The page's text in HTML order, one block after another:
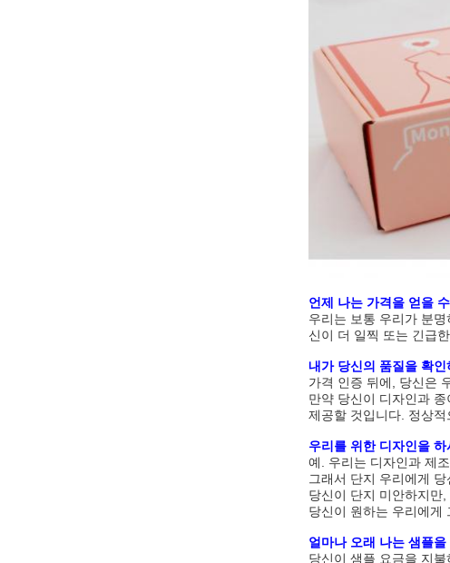
언제 나는 가격을 얻을
우리는 보통 우리가 분
신이 더 일찍 또는 긴급
내가 당신의 품질을 확
가격 인증 뒤에, 당신은
만약 당신이 디자인과
제공할 것입니다. 정상
우리를 위한 디자인을
예. 우리는 디자인과 제
그래서 단지 우리에게
당신이 단지 미안하지만
당신이 원하는 우리에게
얼마나 오래 나는 샘플
당신이 샘플 요금을 지